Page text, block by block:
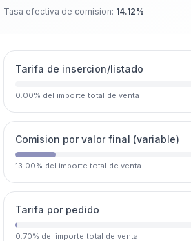
Tasa efectiva de comision: 14.12%
Tarifa de insercion/listado
0.00% del importe total de venta
Comision por valor final (variable)
13.00% del importe total de venta
Tarifa por pedido
0.70% del importe total de venta